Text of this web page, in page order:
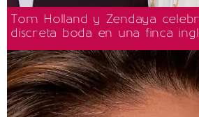
Tom Holland y Zendaya
discreta boda en una finca